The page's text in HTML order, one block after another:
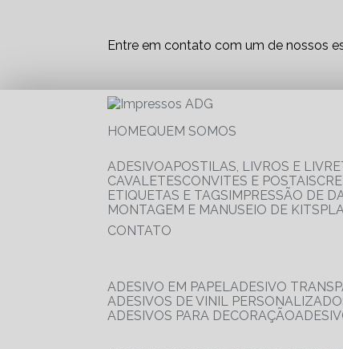
Entre em contato com um de nossos
HOME
QUEM SOMOS
ADESIVO
APOSTILAS, LIVROS E
CAVALETES
CONVITES E POSTAIS
ETIQUETAS E TAGS IMPRESSÃO DE
MONTAGEM E MANUSEIO DE KITS
CONTATO
ADESIVO EM PAPEL
ADESIVO
ADESIVOS DE VINIL
ADESIVOS PARA DECORAÇÃO